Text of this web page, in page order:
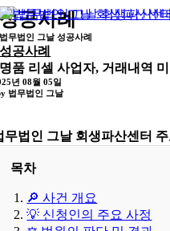
콘
텐
츠
로
건
너
기
성공사례
법무법인 그날 성공사례
성공사례
명품 리셀 사업자, 거래내역
년 08월 05일
법무법인 그날
무법인 그날 회생파산센터 주
목차
🔎 사건 개요
💡 신청인의 주요 사정